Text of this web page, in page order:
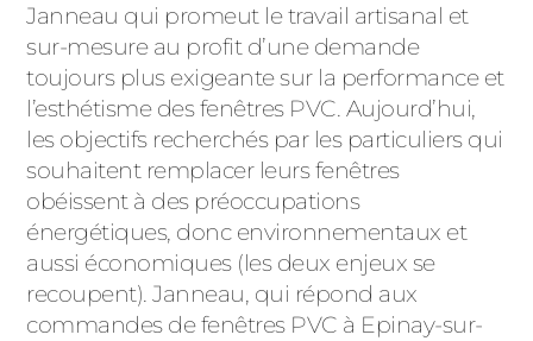
Janneau qui promeut le travail artisanal et
sur-mesure au profit d’une demande
toujours plus exigeante sur la performance et
l’esthétisme des fenêtres PVC. Aujourd’hui,
les objectifs recherchés par les particuliers qui
souhaitent remplacer leurs fenêtres
obéissent à des préoccupations
énergétiques, donc environnementaux et
aussi économiques (les deux enjeux se
recoupent). Janneau, qui répond aux
commandes de fenêtres PVC à Epinay-sur-